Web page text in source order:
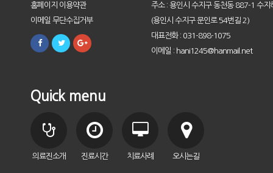
홈페이지 이용약관
이메일 무단수집거부
주소 : 용인시 수지구 동천동 887-1 수지
(용인시 수지구 문인로 54번길 2)
대표전화 : 031-898-1075
이메일 : hani1245@hanmail.net
Quick menu
의료진소개 진료시간 치료사례 오시는길